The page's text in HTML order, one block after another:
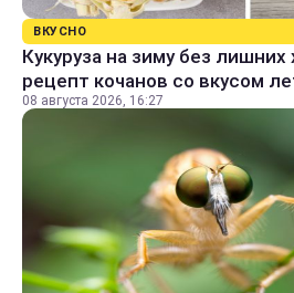
ВКУСНО
Кукуруза на зиму без
рецепт кочанов со вкусом
08 августа 2026, 16:27